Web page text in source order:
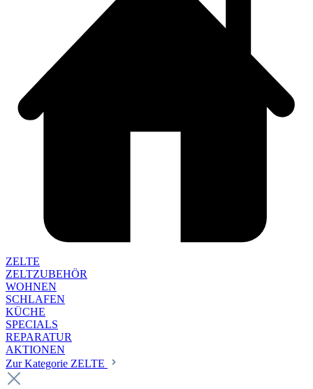
ZELTE
ZELTZUBEHÖR
WOHNEN
SCHLAFEN
KÜCHE
SPECIALS
REPARATUR
AKTIONEN
Zur Kategorie ZELTE